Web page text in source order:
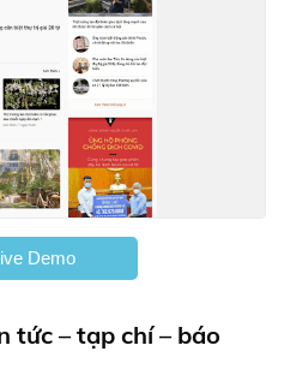
Demo
tức – tạp chí – báo